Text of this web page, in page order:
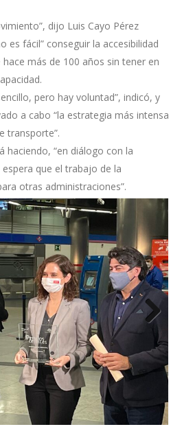
dijo Luis Cayo Pérez
es fácil” conseguir la accesibilidad
más de 100 años sin tener en
pero hay voluntad”, indicó, y
a cabo “la estrategia más intensa
transporte”.
haciendo, “en diálogo con la
que el trabajo de la
otras administraciones”.